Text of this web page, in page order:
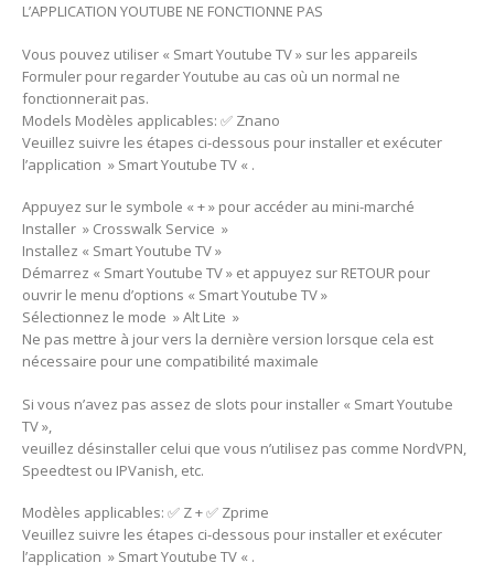
L’APPLICATION YOUTUBE NE FONCTIONNE PAS
Vous pouvez utiliser « Smart Youtube TV » sur les appareils
Formuler pour regarder Youtube au cas où un normal ne
fonctionnerait pas.
Models Modèles applicables: ✅ Znano
Veuillez suivre les étapes ci-dessous pour installer et exécuter
l’application » Smart Youtube TV « .
Appuyez sur le symbole « + » pour accéder au mini-marché
Installer » Crosswalk Service »
Installez « Smart Youtube TV »
Démarrez « Smart Youtube TV » et appuyez sur RETOUR pour
ouvrir le menu d’options « Smart Youtube TV »
Sélectionnez le mode » Alt Lite »
Ne pas mettre à jour vers la dernière version lorsque cela est
nécessaire pour une compatibilité maximale
Si vous n’avez pas assez de slots pour installer « Smart Youtube
TV »,
veuillez désinstaller celui que vous n’utilisez pas comme NordVPN,
Speedtest ou IPVanish, etc.
Modèles applicables: ✅ Z + ✅ Zprime
Veuillez suivre les étapes ci-dessous pour installer et exécuter
l’application » Smart Youtube TV « .